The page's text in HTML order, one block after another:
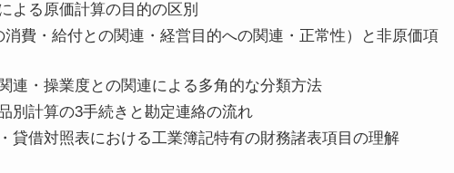
よる原価計算の目的の区別
費・給付との関連・経営目的への関連・正常性）と非原価項
連・操業度との関連による多角的な分類方法
別計算の3手続きと勘定連絡の流れ
貸借対照表における工業簿記特有の財務諸表項目の理解